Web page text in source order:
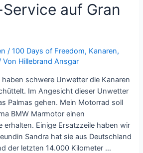
auf Gran
/100 Days of Freedom, Kanaren,
Von Hillebrand Ansgar
schwere Unwetter die Kanaren
Im Angesicht dieser Unwetter
Palmas gehen. Mein Motorrad soll
BMW Marmotor einen
erhalten. Einige Ersatzzeile haben wir
Sandra hat sie aus Deutschland
der letzten 14.000 Kilometer …